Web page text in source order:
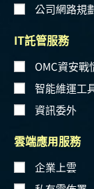
公司網路規
IT託管服務
OMC資安戰
智能維運工
資訊委外
雲端應用服務
企業上雲